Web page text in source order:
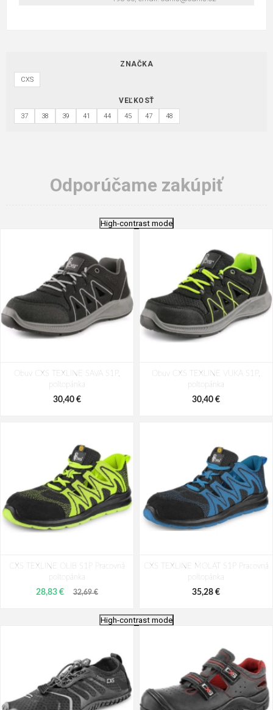
ZNAČKA
CXS
VEĽKOSŤ
37 38 39 41 44 45 47 48
Odporúčame zakúpiť
High-contrast mode
Obuv CXS TEXLINE SAVA S1P,
poltopánka
30,40 €
Obuv CXS TEXLINE VUKA S1P,
poltopánka
30,40 €
CXS TEXLINE OLIB S1P Pracovná
poltopánka
28,83 € 32,69 €
CXS TEXLINE MOLAT S1P Pracovná
poltopánka
35,28 €
High-contrast mode